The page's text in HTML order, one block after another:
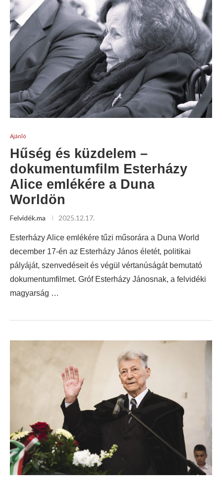
Ajánló
Hűség és küzdelem –
dokumentumfilm Esterházy
Alice emlékére a Duna
Worldön
Felvidék.ma 2025.12.17.
Esterházy Alice emlékére tűzi műsorára a Duna World
december 17-én az Esterházy János életét, politikai
pályáját, szenvedéseit és végül vértanúságát bemutató
dokumentumfilmet. Gróf Esterházy Jánosnak, a felvidéki
magyarság …